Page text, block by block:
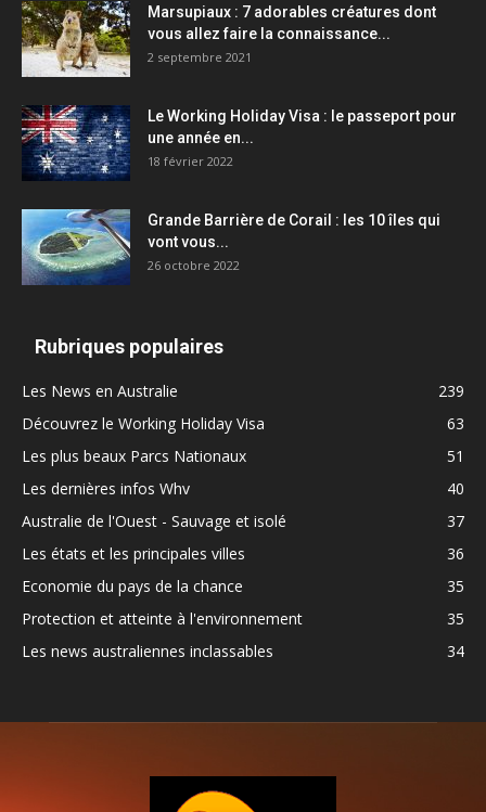
Marsupiaux : 7 adorables créatures dont
vous allez faire la connaissance...
2 septembre 2021
Le Working Holiday Visa : le passeport pour
une année en...
18 février 2022
Grande Barrière de Corail : les 10 îles qui
vont vous...
26 octobre 2022
Rubriques populaires
Les News en Australie
239
Découvrez le Working Holiday Visa
63
Les plus beaux Parcs Nationaux
51
Les dernières infos Whv
40
Australie de l'Ouest - Sauvage et isolé
37
Les états et les principales villes
36
Economie du pays de la chance
35
Protection et atteinte à l'environnement
35
Les news australiennes inclassables
34